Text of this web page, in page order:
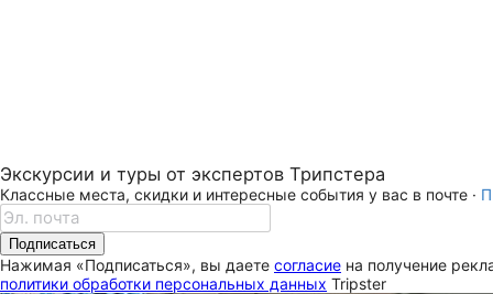
Экскурсии и туры от экспертов Трипстера
Классные места, скидки и интересные события у вас в почте ·
Подписаться
Нажимая «Подписаться», вы даете согласие на получение
политики обработки персональных данных Tripster